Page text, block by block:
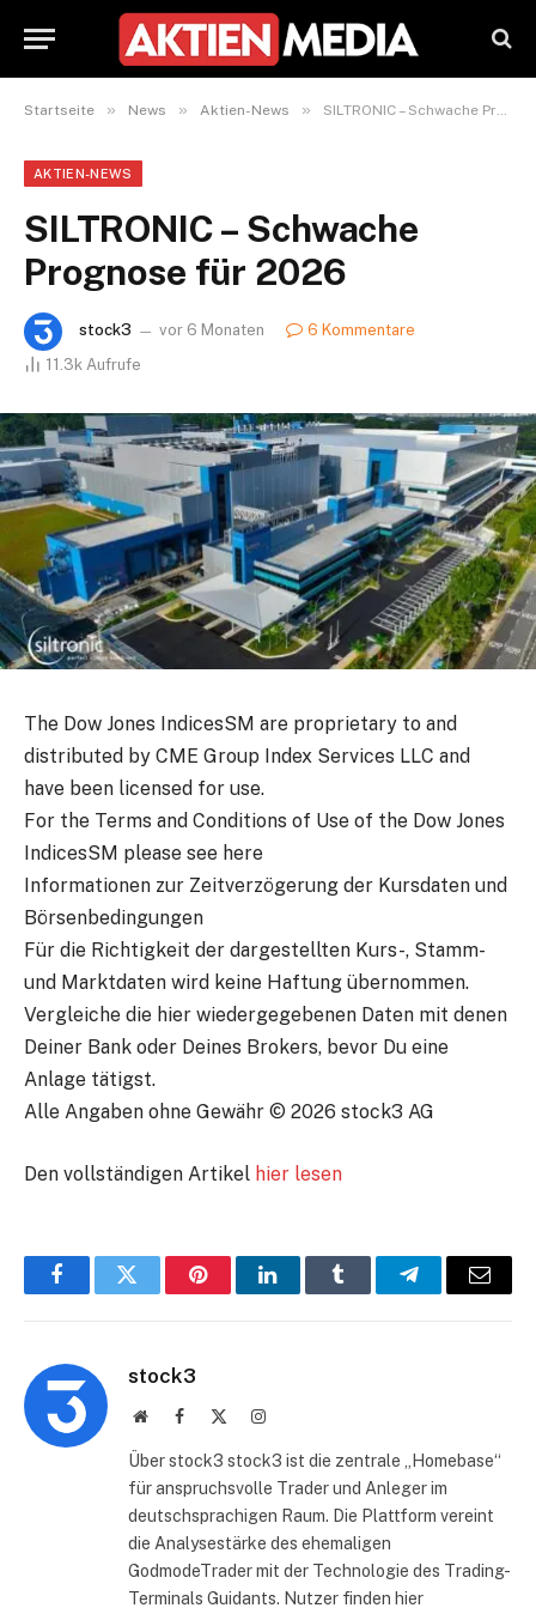
Startseite » News » Aktien-News » SILTRONIC – Schwache Prognose für 2026
AKTIEN-NEWS
SILTRONIC – Schwache
Prognose für 2026
stock3 vor 6 Monaten
6 Kommentare
11.3k Aufrufe
The Dow Jones IndicesSM are proprietary to and
distributed by CME Group Index Services LLC and
have been licensed for use.
For the Terms and Conditions of Use of the Dow Jones
IndicesSM please see here
Informationen zur Zeitverzögerung der Kursdaten und
Börsenbedingungen
Für die Richtigkeit der dargestellten Kurs-, Stamm-
und Marktdaten wird keine Haftung übernommen.
Vergleiche die hier wiedergegebenen Daten mit denen
Deiner Bank oder Deines Brokers, bevor Du eine
Anlage tätigst.
Alle Angaben ohne Gewähr © 2026 stock3 AG
Den vollständigen Artikel hier lesen
FacebookTwitter PinterestLinkedInTumblr TelegramE-
stock3
WebsiteFacebook Instagram
Über stock3 stock3 ist die zentrale „Homebase“
für anspruchsvolle Trader und Anleger im
deutschsprachigen Raum. Die Plattform vereint
die Analysestärke des ehemaligen
GodmodeTrader mit der Technologie des Trading-
Terminals Guidants. Nutzer finden hier